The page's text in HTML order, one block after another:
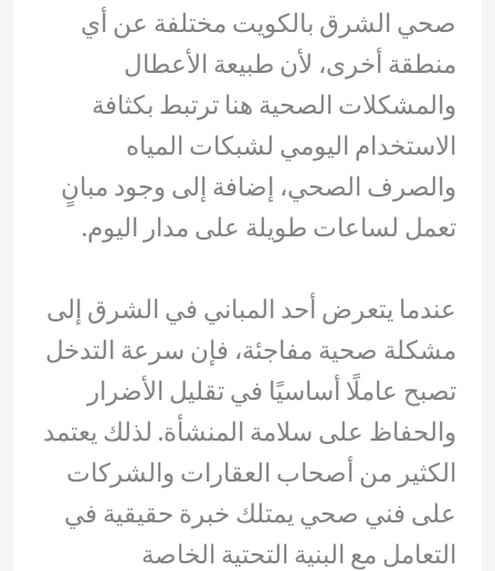
صحي الشرق بالكويت مختلفة عن أي
منطقة أخرى، لأن طبيعة الأعطال
والمشكلات الصحية هنا ترتبط بكثافة
الاستخدام اليومي لشبكات المياه
والصرف الصحي، إضافة إلى وجود مبانٍ
تعمل لساعات طويلة على مدار اليوم.
عندما يتعرض أحد المباني في الشرق إلى
مشكلة صحية مفاجئة، فإن سرعة التدخل
تصبح عاملًا أساسيًا في تقليل الأضرار
والحفاظ على سلامة المنشأة. لذلك يعتمد
الكثير من أصحاب العقارات والشركات
على فني صحي يمتلك خبرة حقيقية في
التعامل مع البنية التحتية الخاصة